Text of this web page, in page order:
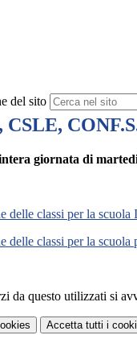
del sito
giornata di
delle classi per la scuola
delle classi per la scuola
da questo utilizzati si
Accetta tutti i